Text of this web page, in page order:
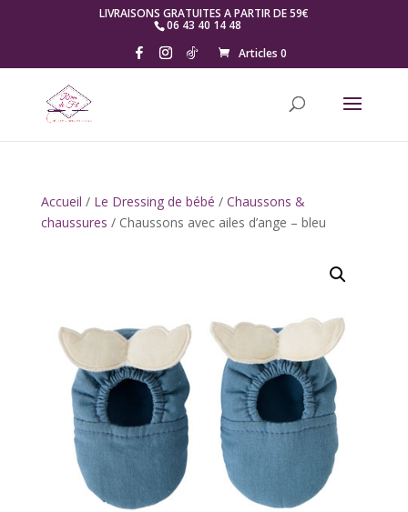
LIVRAISONS GRATUITES A PARTIR DE 59€
06 43 40 14 48
Articles 0
Accueil / Le Dressing de bébé / Chaussons &
chaussures / Chaussons avec ailes d’ange – bleu